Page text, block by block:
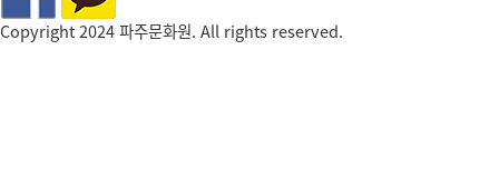
Copyright 2024 파주문화원. All rights reserved.